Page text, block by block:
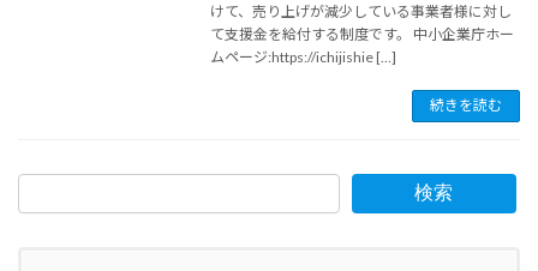
けて、売り上げが減少している事業者様に対し
て支援金を給付する制度です。 中小企業庁ホー
ムページ:https://ichijishie […]
続きを読む
検索